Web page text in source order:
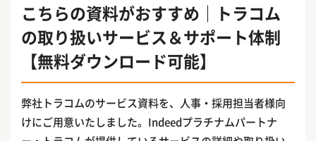
こちらの資料がおすすめ｜トラコム
の取り扱いサービス＆サポート体制
【無料ダウンロード可能】
弊社トラコムのサービス資料を、人事・採用担当者様向
けにご用意いたしました。Indeedプラチナムパートナ